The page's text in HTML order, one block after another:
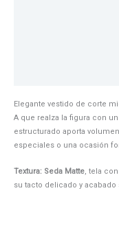
Elegante vestido de corte
A que realza la figura con
estructurado aporta
especiales o una ocasión
Textura: Seda Matte, tela
su tacto delicado y